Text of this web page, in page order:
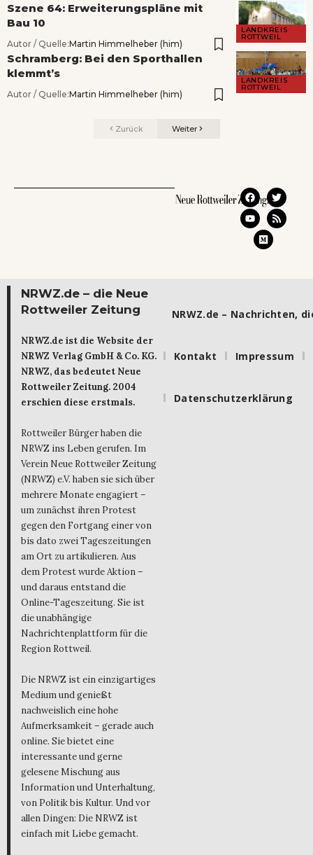
LANDKREIS
ROTTWEIL
Szene 64: Erweiterungspläne mit
Bau 10
Autor / Quelle:Martin Himmelheber (him)
LANDKREIS
ROTTWEIL
Schramberg: Bei den Sporthallen
klemmt’s
Autor / Quelle:Martin Himmelheber (him)
Zurück Weiter
NRWZ.de – die Neue
Rottweiler Zeitung
NRWZ.de ist die Website der
NRWZ Verlag GmbH & Co. KG.
NRWZ, das bedeutet Neue
Rottweiler Zeitung. 2004
erschien diese erstmals.
Rottweiler Bürger haben die
NRWZ ins Leben gerufen. Im
Verein Neue Rottweiler Zeitung
(NRWZ) e.V. haben sie sich über
mehrere Monate engagiert –
um zunächst ihren Protest
gegen den Fortgang einer von
bis dato zwei Tageszeitungen
am Ort zu artikulieren. Aus
dem Protest wurde Aktion –
und daraus entstand die
Online-Tageszeitung. Sie ist
die unabhängige
Nachrichtenplattform für die
Region Rottweil.
Die NRWZ ist ein einzigartiges
Medium und genießt
nachweislich eine hohe
Aufmerksamkeit – gerade auch
online. Sie bietet eine
interessante und gerne
gelesene Mischung aus
Information und Unterhaltung,
von Politik bis Kultur. Und vor
allen Dingen: Die NRWZ ist
einfach mit Liebe gemacht.
NRWZ.de – Nachrichten,
Kontakt Impressum
Datenschutzerklärung